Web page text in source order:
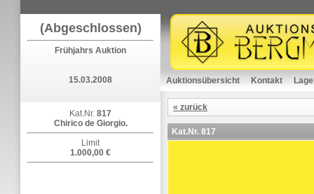
(Abgeschlossen)
Frühjahrs Auktion
15.03.2008
Kat.Nr. 817
Chirico de Giorgio.
Limit
1.000,00 €
Auktionsübersicht Kontakt
« zurück
Kat.Nr. 817